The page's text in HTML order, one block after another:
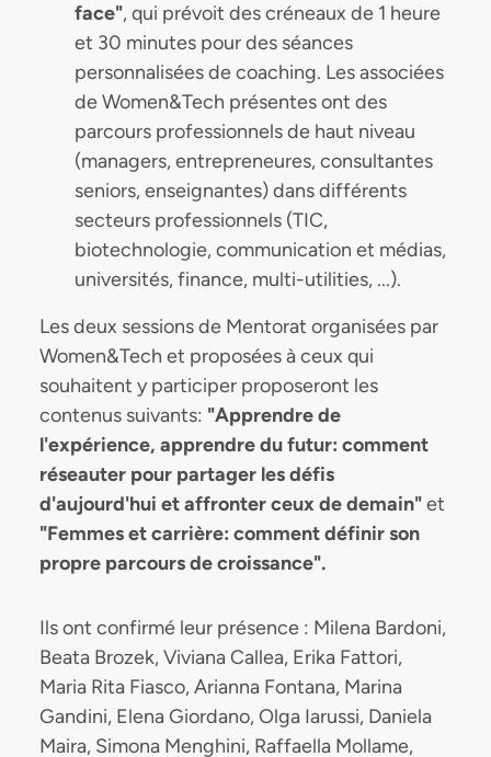
face", qui prévoit des créneaux de 1 heure
et 30 minutes pour des séances
personnalisées de coaching. Les associées
de Women&Tech présentes ont des
parcours professionnels de haut niveau
(managers, entrepreneures, consultantes
seniors, enseignantes) dans différents
secteurs professionnels (TIC,
biotechnologie, communication et médias,
universités, finance, multi-utilities, ...).
Les deux sessions de Mentorat organisées par
Women&Tech et proposées à ceux qui
souhaitent y participer proposeront les
contenus suivants: "Apprendre de
l'expérience, apprendre du futur: comment
réseauter pour partager les défis
d'aujourd'hui et affronter ceux de demain"et
"Femmes et carrière: comment définir son
propre parcours de croissance".
Ils ont confirmé leur présence : Milena Bardoni,
Beata Brozek, Viviana Callea, Erika Fattori,
Maria Rita Fiasco, Arianna Fontana, Marina
Gandini, Elena Giordano, Olga Iarussi, Daniela
Maira, Simona Menghini, Raffaella Mollame,